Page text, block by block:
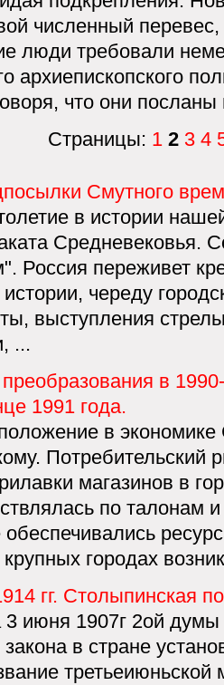
численный
люди требовали
архиепископского
что они посланы
Страницы: 1 2 3 4
Смутного
в истории
Средневековья.
Россия переживет
череду
выступления
...
в
1991 года.
в
Потребительский
магазинов в
по талонам
обеспечивались
городах
гг. Столыпинская
3 июня 1907г 2ой
закона в стране
третьеиюньской